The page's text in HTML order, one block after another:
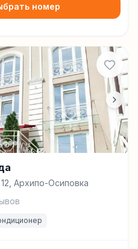
номер
Архипо-Осиповка